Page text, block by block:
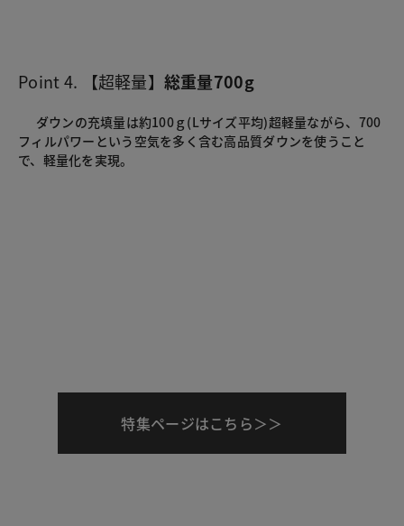
Point 4. 【超軽量】 総重量700g
フィルパワーという空気を多く含む高品質ダウンを使うこと
で、軽量化を実現。
特集ページはこちら＞＞